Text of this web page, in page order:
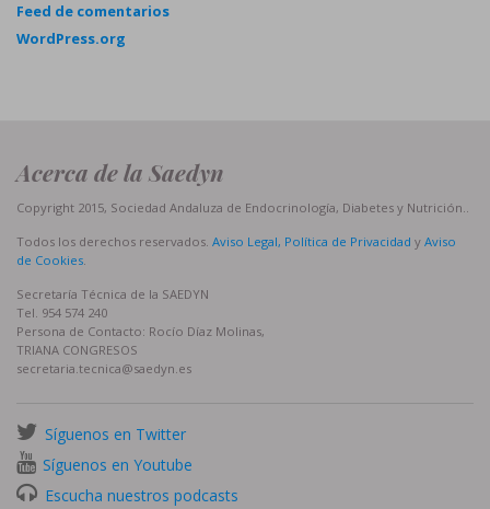
Feed de comentarios
WordPress.org
Acerca de la Saedyn
Copyright 2015, Sociedad Andaluza de Endocrinología, Diabetes y Nutrición..
Todos los derechos reservados. Aviso Legal, Política de Privacidad y Aviso
de Cookies
Secretaría Técnica de la SAEDYN
Tel. 954 574 240
Persona de Contacto: Rocío Díaz Molinas,
TRIANA CONGRESOS
secretaria.tecnica@saedyn.es
Síguenos en Twitter
Síguenos en Youtube
Escucha nuestros podcasts